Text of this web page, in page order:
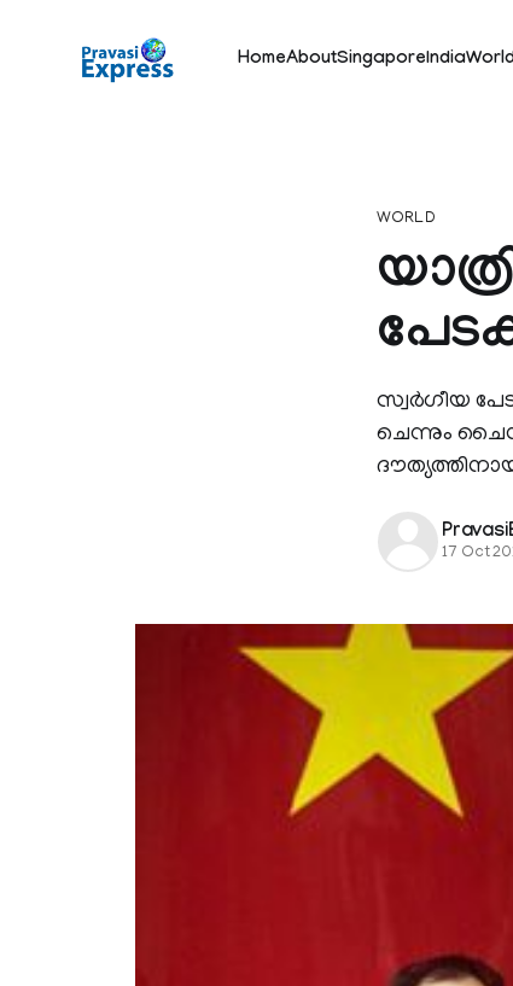
HomeAboutSingaporeIndia
WORLD
സ്വര്‍ഗീയ
ചെന്നും
17 Oct